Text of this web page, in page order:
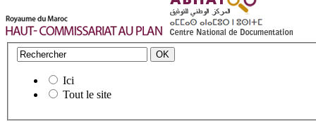
Ici
Tout le site